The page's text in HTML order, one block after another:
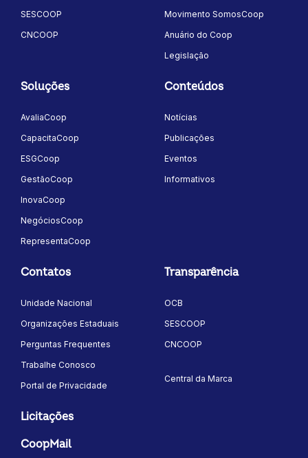
SESCOOP
CNCOOP
Movimento SomosCoop
Anuário do Coop
Legislação
Soluções
AvaliaCoop
CapacitaCoop
ESGCoop
GestãoCoop
InovaCoop
NegóciosCoop
RepresentaCoop
Conteúdos
Notícias
Publicações
Eventos
Informativos
Contatos
Unidade Nacional
Organizações Estaduais
Perguntas Frequentes
Trabalhe Conosco
Portal de Privacidade
Transparência
OCB
SESCOOP
CNCOOP
Central da Marca
Licitações
CoopMail